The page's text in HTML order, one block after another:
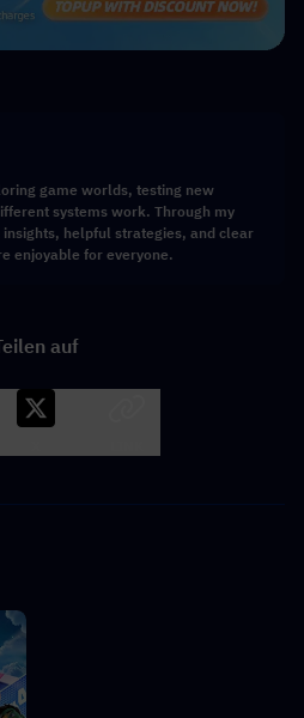
game worlds, testing new
systems work. Through my
helpful strategies, and clear
enjoyable for everyone.
auf